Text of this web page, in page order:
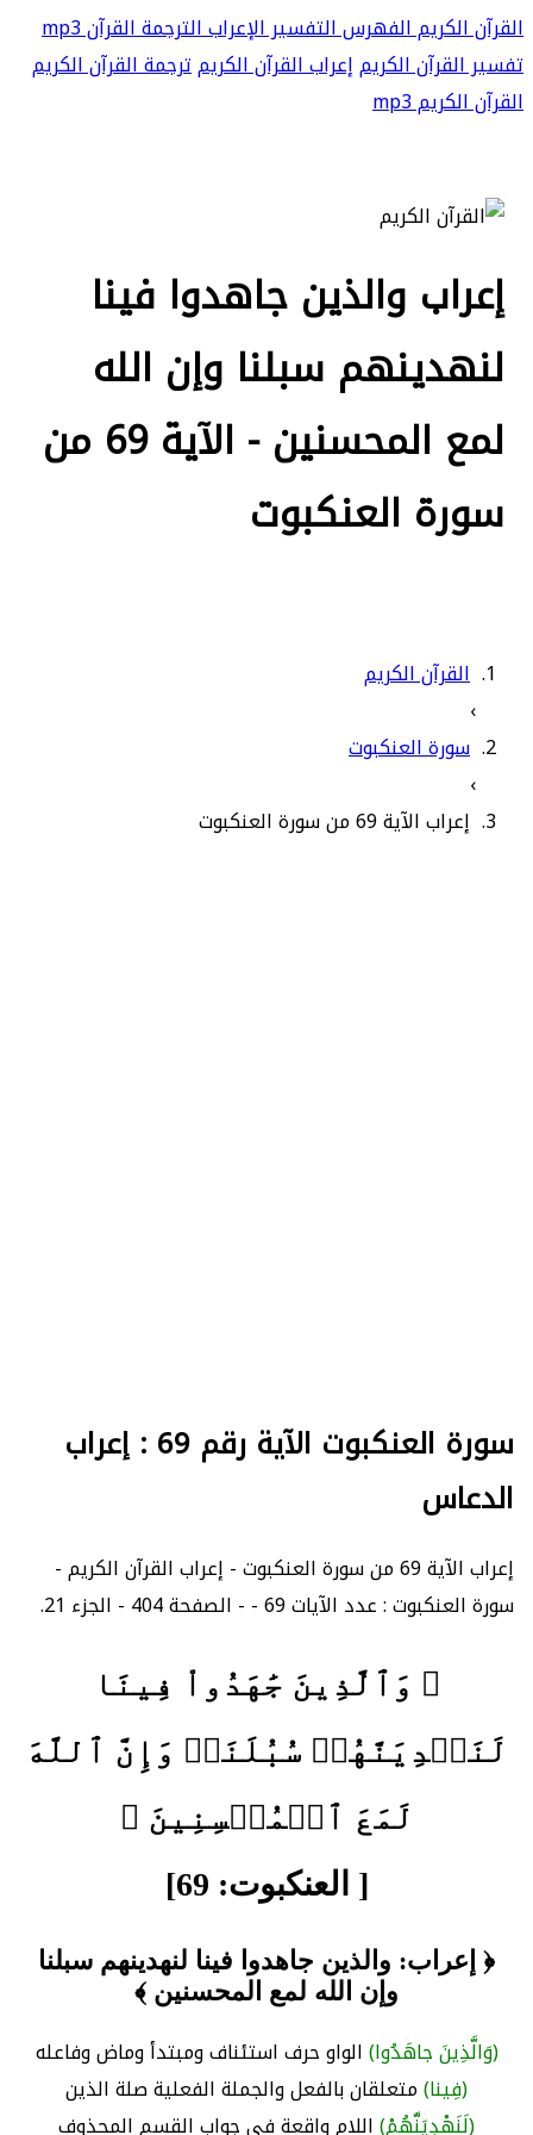
القرآن الكريمالفهرسالتفسيرالإعرابالترجمةالقرآن mp3
تفسير القرآن الكريمإعراب القرآن الكريمترجمة القرآن الكريم
القرآن الكريم mp3
إعراب والذين جاهدوا فينا
لنهدينهم سبلنا وإن الله
لمع المحسنين - الآية 69 من
سورة العنكبوت
القرآن الكريم
›
سورة العنكبوت
›
إعراب الآية 69 من سورة العنكبوت
سورة العنكبوت الآية رقم 69 : إعراب
الدعاس
إعراب الآية 69 من سورة العنكبوت - إعراب القرآن الكريم -
سورة العنكبوت : عدد الآيات 69 - - الصفحة 404 - الجزء 21.
﴿ وَٱلَّذِينَ جَٰهَدُواْ فِينَا
لَنَهۡدِيَنَّهُمۡ سُبُلَنَاۚ وَإِنَّ ٱللَّهَ
لَمَعَ ٱلۡمُحۡسِنِينَ ﴾
[ العنكبوت: 69]
﴿ إعراب: والذين جاهدوا فينا لنهدينهم سبلنا
وإن الله لمع المحسنين ﴾
(وَالَّذِينَ جاهَدُوا)الواو حرف استئناف ومبتدأ وماض وفاعله
(فِينا)متعلقان بالفعل والجملة الفعلية صلة الذين
(لَنَهْدِيَنَّهُمْ)اللام واقعة في جواب القسم المحذوف